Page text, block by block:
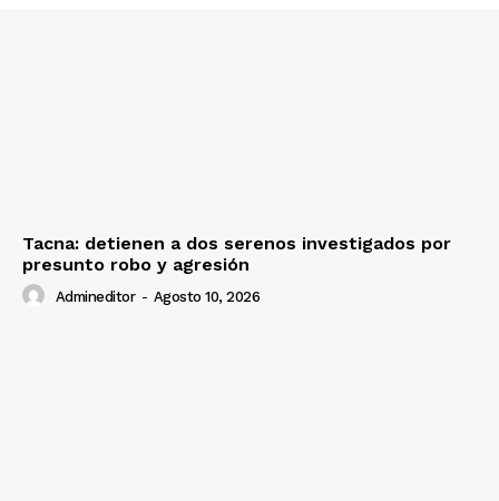
Tacna: detienen a dos serenos investigados por
presunto robo y agresión
Admineditor - Agosto 10, 2026